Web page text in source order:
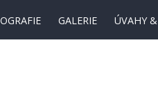
GALERIE ÚVAHY &